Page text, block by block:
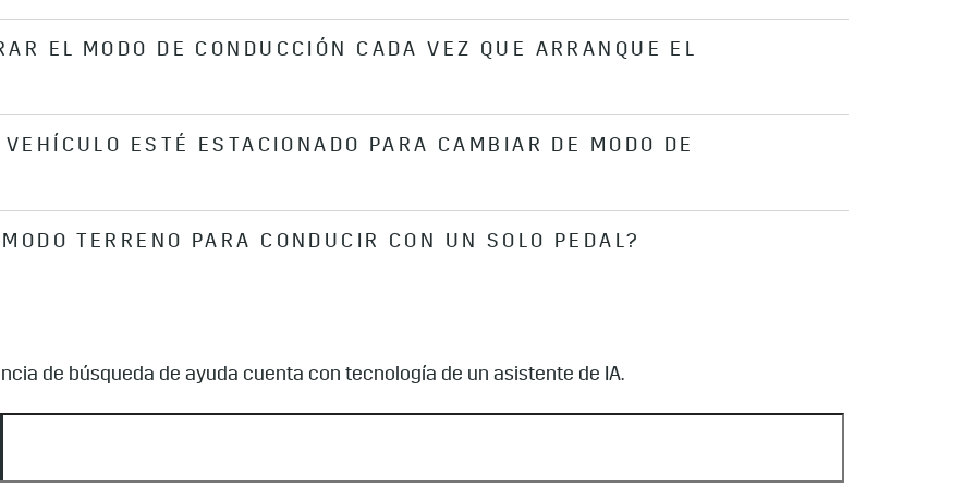
conducción.
EL MODO DE CONDUCCIÓN CADA VEZ QUE ARRANQUE EL
Sport (en algunos modelos), el vehículo permanecerá en ese modo hasta que se seleccione
el motor. Cuando se selecciona cualquier otro modo, el vehículo volverá al modo
Cuando estés en un modo distinto a Tour, una luz indicadora en el botón o en el centro
en qué modo estás conduciendo.
ESTÉ ESTACIONADO PARA CAMBIAR DE MODO DE
cambiar en cualquier momento.
TERRENO PARA CONDUCIR CON UN SOLO PEDAL?
de búsqueda de ayuda cuenta con tecnología de un asistente de IA.